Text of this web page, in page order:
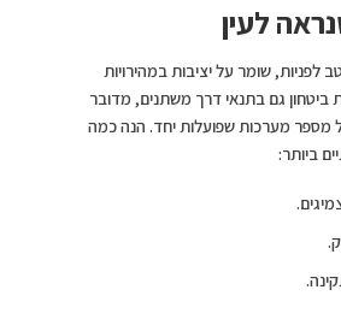
לעין
לפניות, שומר על יציבות במהירויות
ביטחון גם בתנאי דרך משתנים, מדובר
מספר מערכות שפועלות יחד. הנה כמה
ביותר: